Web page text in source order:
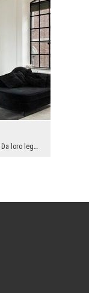
Le note sono essenziali per ogni musicista. Da loro leggono la melodia che poi suonano. Su questa...